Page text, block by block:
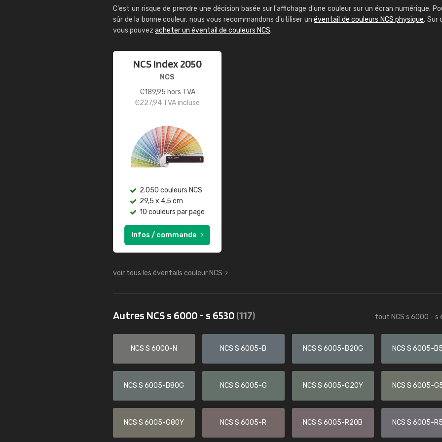
C'est un risque de prendre une décision basée sur l'affichage d'une couleur sur un écran numérique.
sûr de la bonne couleur, nous vous recommandons d'utiliser unéventail de couleurs NCS physique. Sur
vous pouvez acheter un éventail de couleurs NCS.
NCS Index 2050
NCS
€189,95 hors TVA
€227,94 TVA incluse
2.050 couleurs NCS
29,5 x 4,5 cm
10 couleurs par page
Infos / commande
voir tous les éventails couleur NCS
Autres NCS s 6000 - s 6530(117) tout NCS s 6000 - s
NCS S 6000-N NCS S 6005-B NCS S 6005-B20G NCS S 6005-
NCS S 6005-B80G NCS S 6005-G NCS S 6005-G20Y NCS S 6005-
NCS S 6005-G80Y NCS S 6005-R NCS S 6005-R20B NCS S 6005-